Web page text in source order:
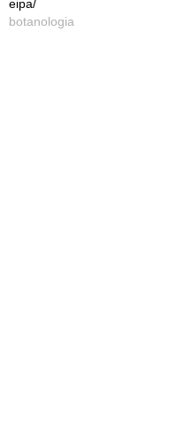
eipa/
botanologia